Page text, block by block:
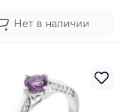
Нет в наличии